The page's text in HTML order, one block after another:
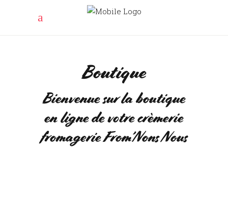
Boutique
Bienvenue sur la boutique
en ligne de votre crèmerie
fromagerie From’Nons Nous